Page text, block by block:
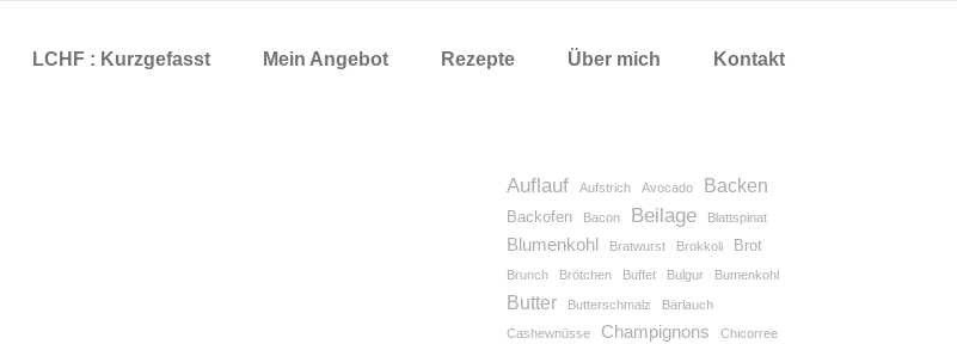
LCHF : Kurzgefasst Mein Angebot Rezepte Über mich Kontakt
Auflauf Aufstrich Avocado Backen
Backofen Bacon Beilage Blattspinat
Blumenkohl Bratwurst Brokkoli Brot
Brunch Brötchen Buffet Bulgur Bumenkohl
Butter Butterschmalz
Bärlauch
Cashewnüsse
Champignons Chicorree